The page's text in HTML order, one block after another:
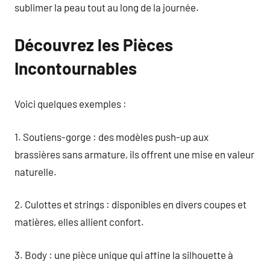
sublimer la peau tout au long de la journée.
Découvrez les Pièces
Incontournables
Voici quelques exemples :
1. Soutiens-gorge : des modèles push-up aux
brassières sans armature, ils offrent une mise en valeur
naturelle.
2. Culottes et strings : disponibles en divers coupes et
matières, elles allient confort.
3. Body : une pièce unique qui affine la silhouette à